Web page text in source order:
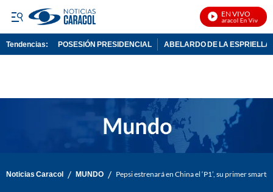
EN VIVO
Noticias Caracol En Vivo
Tendencias: POSESIÓN PRESIDENCIAL ABELARDO DE LA ESPRIELLA
Noticias Caracol / MUNDO / Pepsi estrenará en China el ‘P1’, su primer